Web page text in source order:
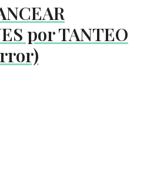
por TANTEO